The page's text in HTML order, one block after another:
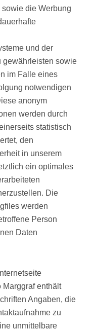
die Werbung
und der
gewährleisten sowie
im Falle eines
notwendigen
anonym
werden durch
statistisch
den
in unserem
ein optimales
Die
werden
Person
Daten
Marggraf enthält
Angaben, die
zu
unmittelbare